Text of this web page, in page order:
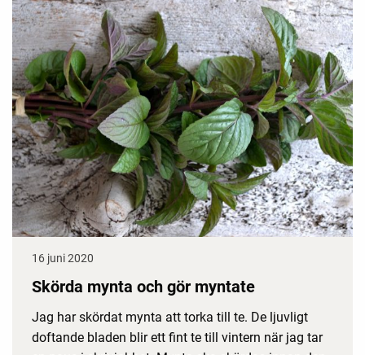
16 juni 2020
Skörda mynta och gör myntate
Jag har skördat mynta att torka till te. De ljuvligt
doftande bladen blir ett fint te till vintern när jag tar